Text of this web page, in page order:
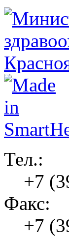
Тел.:
+7
Факс:
+7